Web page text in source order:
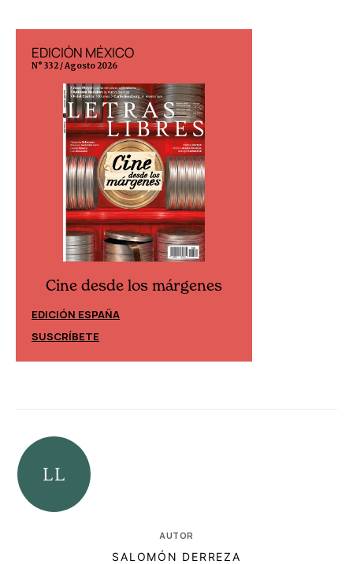
EDICIÓN MÉXICO
N° 332 / Agosto 2026
Cine desde los márgenes
EDICIÓN ESPAÑA
SUSCRÍBETE
AUTOR
SALOMÓN DERREZA